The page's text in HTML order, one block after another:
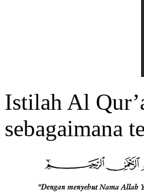
Istilah Al
sebagaimana